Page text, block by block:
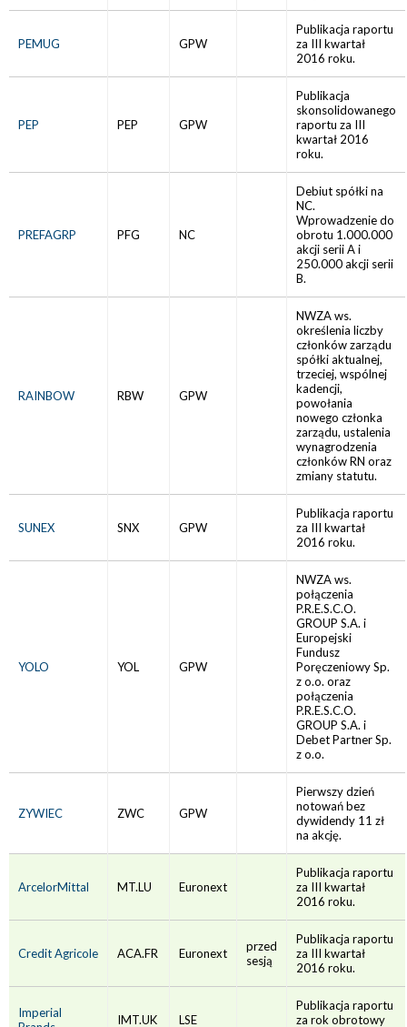
PEMUG GPW
Publikacja raportu
za III kwartał
2016 roku.
PEP PEP GPW
Publikacja
skonsolidowanego
raportu za III
kwartał 2016
roku.
PREFAGRP PFG NC
Debiut spółki na
NC.
Wprowadzenie do
obrotu 1.000.000
akcji serii A i
250.000 akcji serii
B.
RAINBOW RBW GPW
NWZA ws.
określenia liczby
członków zarządu
spółki aktualnej,
trzeciej, wspólnej
kadencji,
powołania
nowego członka
zarządu, ustalenia
wynagrodzenia
członków RN oraz
zmiany statutu.
SUNEX SNX GPW
Publikacja raportu
za III kwartał
2016 roku.
YOLO YOL GPW
NWZA ws.
połączenia
P.R.E.S.C.O.
GROUP S.A. i
Europejski
Fundusz
Poręczeniowy Sp.
z o.o. oraz
połączenia
P.R.E.S.C.O.
GROUP S.A. i
Debet Partner Sp.
z o.o.
ZYWIEC ZWC GPW
Pierwszy dzień
notowań bez
dywidendy 11 zł
na akcję.
ArcelorMittal MT.LU Euronext
Publikacja raportu
za III kwartał
2016 roku.
Credit Agricole ACA.FR Euronext
przed
sesją
Publikacja raportu
za III kwartał
2016 roku.
Imperial
IMT.UK LSE
Publikacja raportu
za rok obrotowy